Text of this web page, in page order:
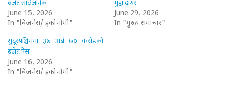
बजेट सार्वजनिक
June 15, 2026
In "बिजनेस/ इकोनोमी"
मुद्दा दायर
June 29, 2026
In "मुख्य समाचार"
सुदूरपश्चिममा ३७ अर्ब ७० करोडको
बजेट पेस
June 16, 2026
In "बिजनेस/ इकोनोमी"